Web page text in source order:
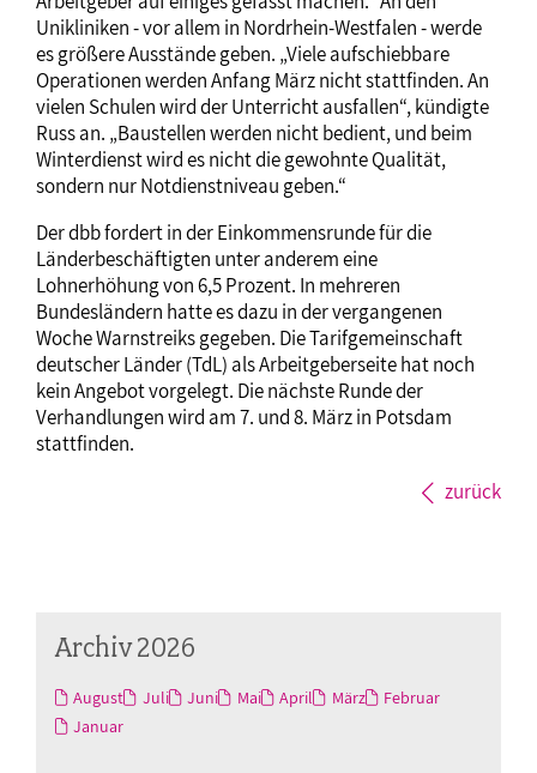
Unikliniken - vor allem in Nordrhein-Westfalen - werde
es größere Ausstände geben. „Viele aufschiebbare
Operationen werden Anfang März nicht stattfinden. An
vielen Schulen wird der Unterricht ausfallen“, kündigte
Russ an. „Baustellen werden nicht bedient, und beim
Winterdienst wird es nicht die gewohnte Qualität,
sondern nur Notdienstniveau geben.“
Der dbb fordert in der Einkommensrunde für die
Länderbeschäftigten unter anderem eine
Lohnerhöhung von 6,5 Prozent. In mehreren
Bundesländern hatte es dazu in der vergangenen
Woche Warnstreiks gegeben. Die Tarifgemeinschaft
deutscher Länder (TdL) als Arbeitgeberseite hat noch
kein Angebot vorgelegt. Die nächste Runde der
Verhandlungen wird am 7. und 8. März in Potsdam
stattfinden.
zurück
Archiv 2026
August Juli Juni Mai April März
Februar
Januar